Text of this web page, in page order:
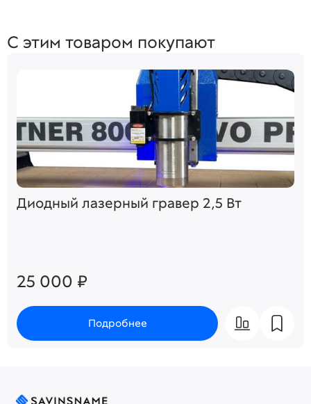
С этим товаром покупают
Диодный лазерный гравер 2,5 Вт
25 000 ₽
Подробнее